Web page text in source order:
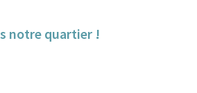
notre quartier !